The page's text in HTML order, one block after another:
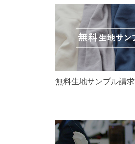
無料生地サンプル請求